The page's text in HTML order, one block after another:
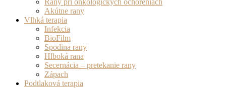
Rany pri onkologických ochoreniach
Akútne rany
Vlhká terapia
Infekcia
BioFilm
Spodina rany
Hlboká rana
Secernácia – pretekanie rany
Zápach
Podtlaková terapia